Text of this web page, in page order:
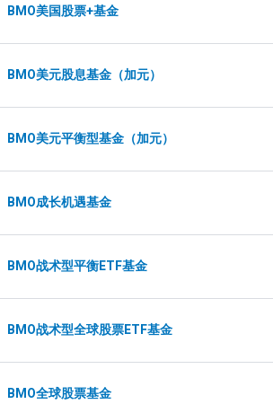
BMO美国股票+基金
BMO美元股息基金（加元）
BMO美元平衡型基金（加元）
BMO成长机遇基金
BMO战术型平衡ETF基金
BMO战术型全球股票ETF基金
BMO全球股票基金